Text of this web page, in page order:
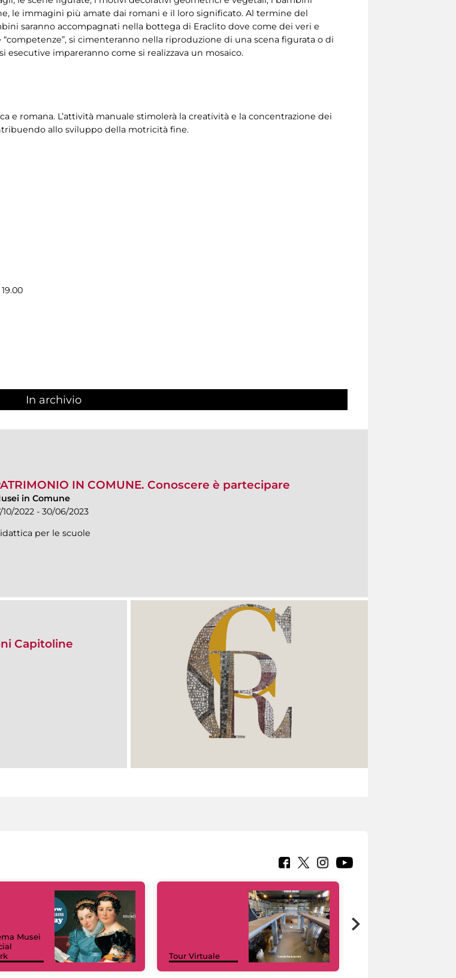
le immagini più amate dai romani e il loro significato. Al termine del
saranno accompagnati nella bottega di Eraclito dove come dei veri e
si cimenteranno nella riproduzione di una scena figurata o di
impareranno come si realizzava un mosaico.
e romana. L’attività manuale stimolerà la creatività e la concentrazione dei
allo sviluppo della motricità fine.
In archivio
IN COMUNE. Conoscere è partecipare
in Comune
10/2022 - 30/06/2023
per le scuole
Capitoline
Musei
Tour Virtuale